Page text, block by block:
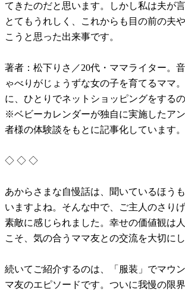
てきたのだと思います。しかし私は夫が
とてもうれしく、これからも目の前の夫
こうと思った出来事です。
著者：松下りさ／20代・ママライター。
ゃべりがじょうずな女の子を育てるママ
に、ひとりでネットショッピングをする
※ベビーカレンダーが独自に実施したア
者様の体験談をもとに記事化しています。
◇ ◇ ◇
あからさまな自慢話は、聞いているほう
いますよね。そんな中で、ご主人のさり
素敵に感じられました。幸せの価値観は
こそ、気の合うママ友との交流を大切にし
続いてご紹介するのは、「服装」でマウ
マ友のエピソードです。ついに我慢の限